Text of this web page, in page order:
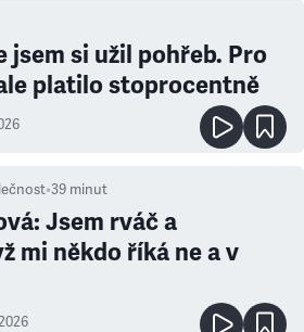
jsem si užil pohřeb. Pro
platilo stoprocentně
•39 minut
Jsem rváč a
mi někdo říká ne a v